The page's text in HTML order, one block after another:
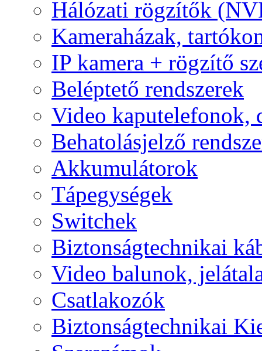
Hálózati rögzítők
Kameraházak,
IP kamera + rögzítő
Beléptető rendszerek
Video kaputelefonok,
Behatolásjelző
Akkumulátorok
Tápegységek
Switchek
Biztonságtechnikai
Video balunok,
Csatlakozók
Biztonságtechnikai